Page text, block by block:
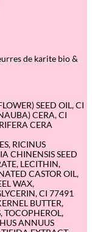
de karite bio &
SEED OIL, CI
CERA, CI
CERA
RICINUS
CHINENSIS SEED
LECITHIN,
CASTOR OIL,
WAX,
CI 77491
BUTTER,
TOCOPHEROL,
ANNUUS